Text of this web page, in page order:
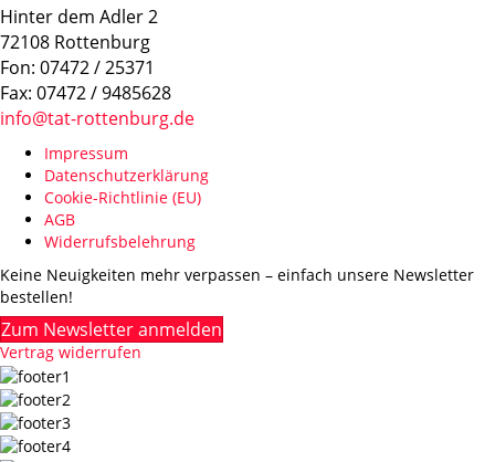
Hinter dem Adler 2
72108 Rottenburg
Fon: 07472 / 25371
Fax: 07472 / 9485628
info@tat-rottenburg.de
Impressum
Datenschutzerklärung
Cookie-Richtlinie (EU)
AGB
Widerrufsbelehrung
Keine Neuigkeiten mehr verpassen – einfach unsere Newsletter
bestellen!
Zum Newsletter anmelden
Vertrag widerrufen